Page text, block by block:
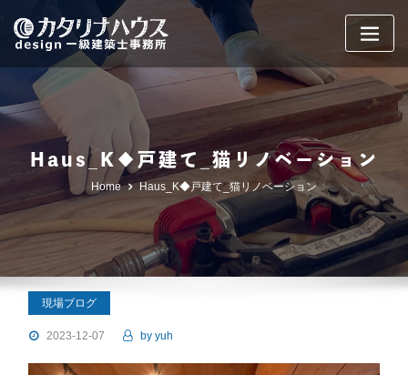
content
Haus_K◆戸建て_猫リノベーション
Home Haus_K◆戸建て_猫リノベーション
現場ブログ
2023-12-07 by yuh